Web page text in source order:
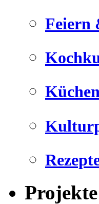
Feiern
Projekte